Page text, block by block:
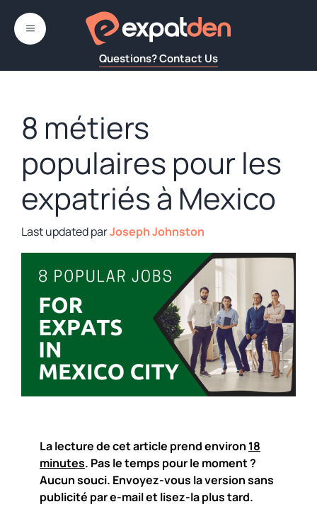
contenu
Questions? Contact Us
MENU
8 métiers
populaires pour les
expatriés à Mexico
parJoseph Johnston
La lecture de cet article prend environ 18
minutes. Pas le temps pour le moment ?
Aucun souci. Envoyez-vous la version sans
publicité par e-mail et lisez-la plus tard.